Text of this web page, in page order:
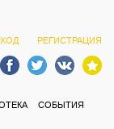
РЕГИСТРАЦИЯ
СОБЫТИЯ